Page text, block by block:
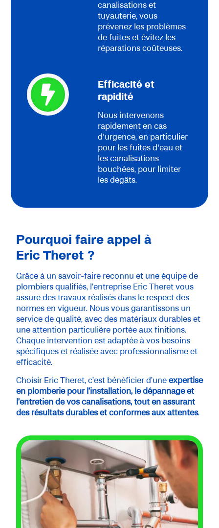
canalisations et
tuyauterie, vous
prévenez les problèmes
de fuites et évitez les
réparations coûteuses.
Efficacité et
rapidité
Nous intervenons
rapidement en cas
d'urgence, en particulier
pour les fuites d'eau et
les canalisations
bouchées, pour limiter
les dégâts.
Pourquoi faire appel à
Eric Theret ?
Grâce à un savoir-faire reconnu et une équipe de
plombiers qualifiés, l’entreprise Eric Theret vous
assure des travaux réalisés dans le respect des
normes en vigueur. Nous vous garantissons un
service de qualité, avec des matériaux durables et
une attention particulière portée aux finitions.
Chaque intervention est adaptée à vos besoins
spécifiques et réalisée avec professionnalisme et
efficacité.
Choisir Eric Theret, c’est bénéficier d’une expertise
en plomberie pour l’installation, le dépannage et
l’entretien de vos canalisations, tout en assurant
des résultats durables et conformes aux attentes.